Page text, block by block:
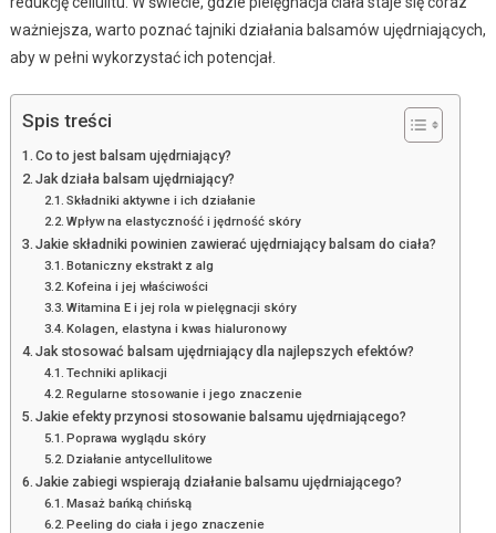
ważniejsza, warto poznać tajniki działania balsamów ujędrniających,
aby w pełni wykorzystać ich potencjał.
Spis treści
Co to jest balsam ujędrniający?
Jak działa balsam ujędrniający?
Składniki aktywne i ich działanie
Wpływ na elastyczność i jędrność skóry
Jakie składniki powinien zawierać ujędrniający balsam do ciała?
Botaniczny ekstrakt z alg
Kofeina i jej właściwości
Witamina E i jej rola w pielęgnacji skóry
Kolagen, elastyna i kwas hialuronowy
Jak stosować balsam ujędrniający dla najlepszych efektów?
Techniki aplikacji
Regularne stosowanie i jego znaczenie
Jakie efekty przynosi stosowanie balsamu ujędrniającego?
Poprawa wyglądu skóry
Działanie antycellulitowe
Jakie zabiegi wspierają działanie balsamu ujędrniającego?
Masaż bańką chińską
Peeling do ciała i jego znaczenie